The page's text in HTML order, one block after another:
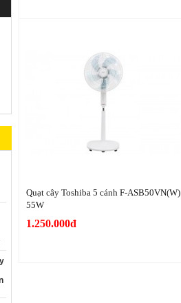
Quạt cây Toshiba 5 cánh F-ASB50VN(W)
55W
1.250.000đ